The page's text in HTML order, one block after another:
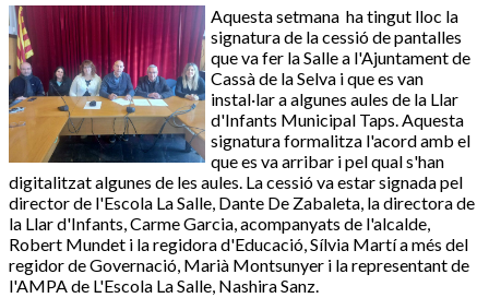
Aquesta setmana ha tingut lloc la
signatura de la cessió de pantalles
que va fer la Salle a l'Ajuntament de
Cassà de la Selva i que es van
instal·lar a algunes aules de la Llar
d'Infants Municipal Taps. Aquesta
signatura formalitza l'acord amb el
que es va arribar i pel qual s'han
digitalitzat algunes de les aules. La cessió va estar signada pel
director de l'Escola La Salle, Dante De Zabaleta, la directora de
la Llar d'Infants, Carme Garcia, acompanyats de l'alcalde,
Robert Mundet i la regidora d'Educació, Sílvia Martí a més del
regidor de Governació, Marià Montsunyer i la representant de
l'AMPA de L'Escola La Salle, Nashira Sanz.